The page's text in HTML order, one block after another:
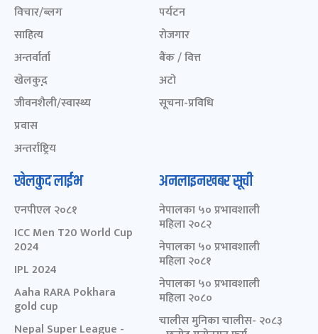
विचार/ब्लग
साहित्य
अन्तर्वार्ता
खेलकुद़़
जीवनशैली/स्वास्थ्य
प्रवास
अन्तर्राष्ट्रिय
पर्यटन
रोजगार
बैंक / वित्त
अटो
सूचना-प्रविधि
खेलकुद लाईभ
एनपीएल २०८१
ICC Men T20 World Cup
2024
IPL 2024
Aaha RARA Pokhara
gold cup
Nepal Super League -
अनलाइनखबर सूची
नेपालका ५० प्रभावशाली
महिला २०८२
नेपालका ५० प्रभावशाली
महिला २०८१
नेपालका ५० प्रभावशाली
महिला २०८०
चालीस मुनिका चालीस- २०८३